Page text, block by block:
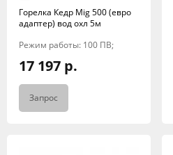
Горелка Кедр Mig 500 (евро
адаптер) вод охл 5м
Режим работы: 100 ПВ;
17 197 р.
Запрос